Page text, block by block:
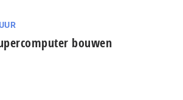
bouwen